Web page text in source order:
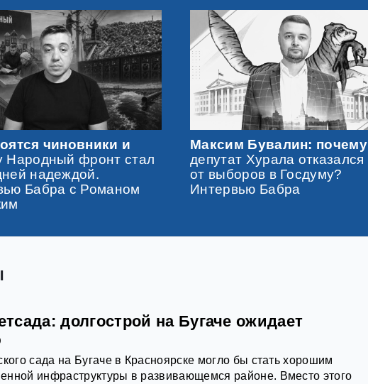
чиновники и
Народный фронт стал
надеждой.
Бабра с Романом
Максим Бувалин: почему
депутат Хурала отказался
от выборов в Госдуму?
Интервью Бабра
долгострой на Бугаче ожидает
сада на Бугаче в Красноярске могло бы стать хорошим
инфраструктуры в развивающемся районе. Вместо этого